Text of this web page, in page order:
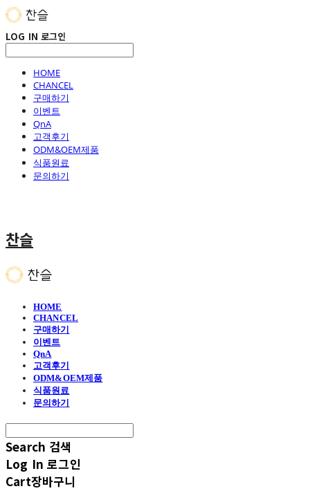
LOG IN 로그인
HOME
CHANCEL
구매하기
이벤트
QnA
고객후기
ODM&OEM제품
식품원료
문의하기
찬슬
HOME
CHANCEL
구매하기
이벤트
QnA
고객후기
ODM&OEM제품
식품원료
문의하기
Search 검색
Log In 로그인
Cart장바구니